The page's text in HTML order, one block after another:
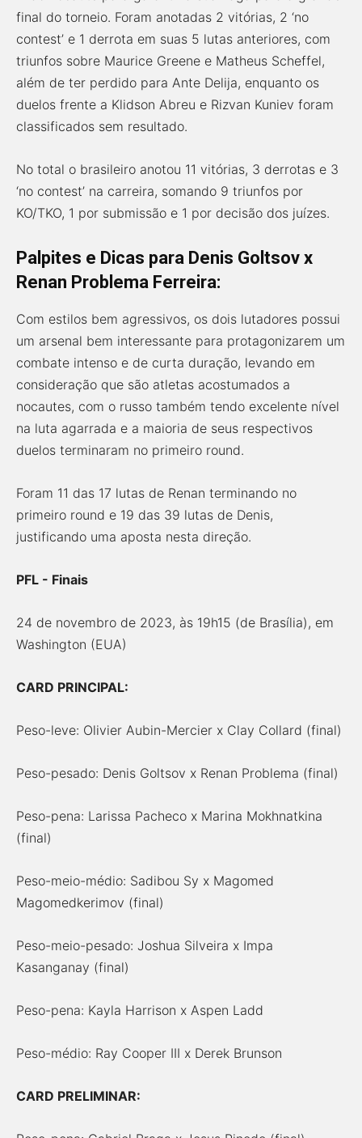
final do torneio. Foram anotadas 2 vitórias, 2 ‘no
contest’ e 1 derrota em suas 5 lutas anteriores, com
triunfos sobre Maurice Greene e Matheus Scheffel,
além de ter perdido para Ante Delija, enquanto os
duelos frente a Klidson Abreu e Rizvan Kuniev foram
classificados sem resultado.
No total o brasileiro anotou 11 vitórias, 3 derrotas e 3
‘no contest’ na carreira, somando 9 triunfos por
KO/TKO, 1 por submissão e 1 por decisão dos juízes.
Palpites e Dicas para Denis Goltsov x
Renan Problema Ferreira:
Com estilos bem agressivos, os dois lutadores possui
um arsenal bem interessante para protagonizarem um
combate intenso e de curta duração, levando em
consideração que são atletas acostumados a
nocautes, com o russo também tendo excelente nível
na luta agarrada e a maioria de seus respectivos
duelos terminaram no primeiro round.
Foram 11 das 17 lutas de Renan terminando no
primeiro round e 19 das 39 lutas de Denis,
justificando uma aposta nesta direção.
PFL - Finais
24 de novembro de 2023, às 19h15 (de Brasília), em
Washington (EUA)
CARD PRINCIPAL:
Peso-leve: Olivier Aubin-Mercier x Clay Collard (final)
Peso-pesado: Denis Goltsov x Renan Problema (final)
Peso-pena: Larissa Pacheco x Marina Mokhnatkina
(final)
Peso-meio-médio: Sadibou Sy x Magomed
Magomedkerimov (final)
Peso-meio-pesado: Joshua Silveira x Impa
Kasanganay (final)
Peso-pena: Kayla Harrison x Aspen Ladd
Peso-médio: Ray Cooper III x Derek Brunson
CARD PRELIMINAR: